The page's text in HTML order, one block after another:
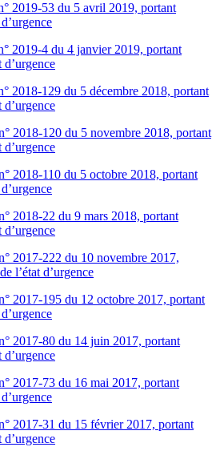
2019-53 du 5 avril 2019, portant
2019-4 du 4 janvier 2019, portant
d’urgence
2018-129 du 5 décembre 2018, portant
d’urgence
2018-120 du 5 novembre 2018, portant
d’urgence
2018-110 du 5 octobre 2018, portant
2018-22 du 9 mars 2018, portant
d’urgence
2017-222 du 10 novembre 2017,
l’état d’urgence
2017-195 du 12 octobre 2017, portant
2017-80 du 14 juin 2017, portant
d’urgence
2017-73 du 16 mai 2017, portant
2017-31 du 15 février 2017, portant
d’urgence